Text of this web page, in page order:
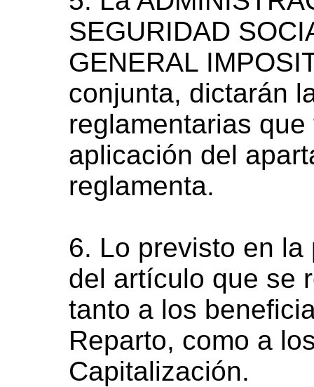
SEGURIDAD
GENERAL
conjunta, dictarán
reglamentarias
aplicación del
reglamenta.
6. Lo previsto en
del artículo que se
tanto a los
Reparto, como a
Capitalización.